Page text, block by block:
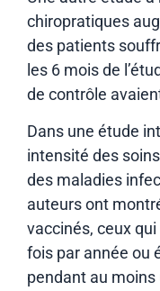
chiropratiques
des patients
les 6 mois de
de contrôle
Dans une étude
intensité des
des maladies
auteurs ont
vaccinés, ceux
fois par année ou
pendant au